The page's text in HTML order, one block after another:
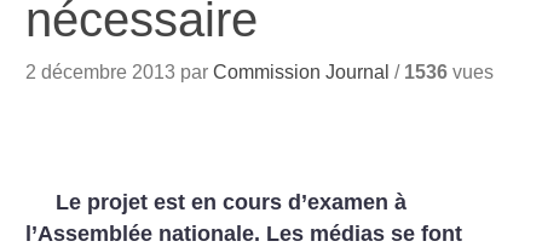
nécessaire
2 décembre 2013 parCommission Journal / 1536 vues
Le projet est en cours d’examen à
l’Assemblée nationale. Les médias se font